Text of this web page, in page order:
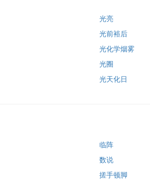
光亮
光前裕后
光化学烟雾
光圈
光天化日
临阵
数说
搓手顿脚